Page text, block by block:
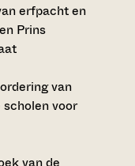
erfpacht en
Prins
van
voor